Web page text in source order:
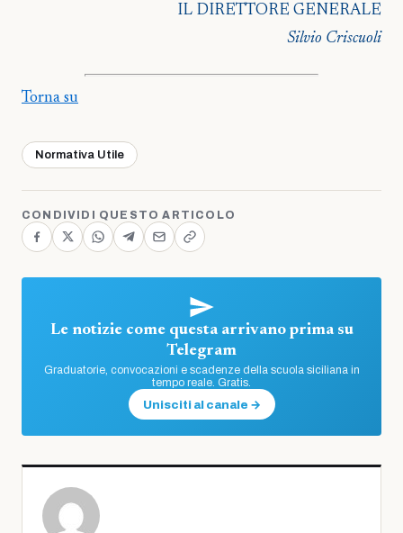
IL DIRETTORE GENERALE
Silvio Criscuoli
Torna su
Normativa Utile
CONDIVIDI QUESTO ARTICOLO
Le notizie come questa arrivano prima su
Telegram
Graduatorie, convocazioni e scadenze della scuola siciliana in
tempo reale. Gratis.
Unisciti al canale →